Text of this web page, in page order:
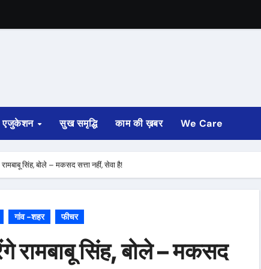
एजुकेशन सुख समृद्धि काम की ख़बर We Care
सिंह, बोले – मकसद सत्ता नहीं, सेवा है!
गांव -शहर फीचर
रामबाबू सिंह, बोले – मकसद